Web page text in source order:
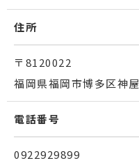
住所
〒8120022
福岡県福岡市博多区神
電話番号
0922929899